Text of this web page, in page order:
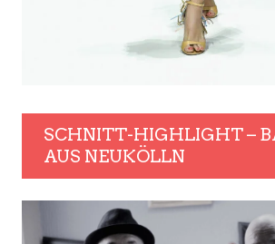
SCHNITT-HIGHLIGHT –
AUS NEUKÖLLN